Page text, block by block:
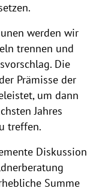
werden wir
trennen und
Die
Prämisse der
um dann
Jahres
treffen.
Diskussion
Summe